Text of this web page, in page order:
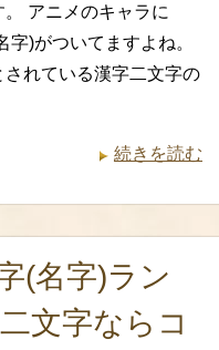
アニメのキャラに
)がついてますよね。
れている漢字二文字の
続きを読む
(名字)ラン
文字ならコ